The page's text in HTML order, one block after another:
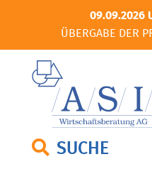
09.09.2026
ÜBERGABE DER
SUCHE